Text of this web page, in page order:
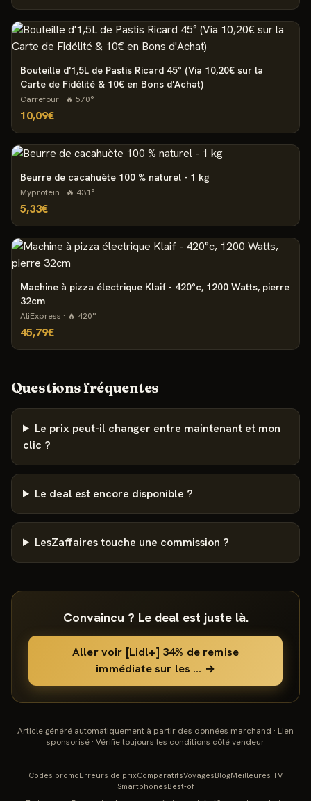
Bouteille d'1,5L de Pastis Ricard 45° (Via 10,20€ sur la
Carte de Fidélité & 10€ en Bons d'Achat)
Carrefour · 🔥 570°
10,09€
Beurre de cacahuète 100 % naturel - 1 kg
Myprotein · 🔥 431°
5,33€
Machine à pizza électrique Klaif - 420°c, 1200 Watts, pierre
32cm
AliExpress · 🔥 420°
45,79€
Questions fréquentes
Le prix peut-il changer entre maintenant et mon
clic ?
Le deal est encore disponible ?
LesZaffaires touche une commission ?
Convaincu ? Le deal est juste là.
Aller voir [Lidl+] 34% de remise
immédiate sur les … →
Article généré automatiquement à partir des données marchand · Lien
sponsorisé · Vérifie toujours les conditions côté vendeur
Codes promoErreurs de prixComparatifsVoyagesBlogMeilleures TV
SmartphonesBest-of